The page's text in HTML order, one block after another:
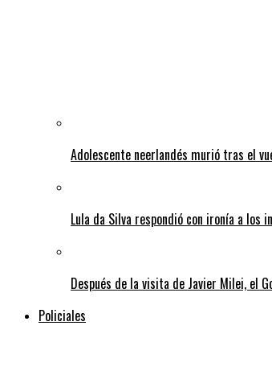
Adolescente neerlandés murió tras el
Lula da Silva respondió con ironía a los
Después de la visita de Javier Milei, el
Policiales